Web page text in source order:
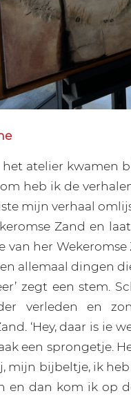
het atelier
heb ik de
mijn verhaal
Zand en
van her
allemaal dingen
zegt een stem.
verleden en
‘Hey, daar is ie
een sprongetje.
mijn bijbeltje, ik heb
en dan kom ik op